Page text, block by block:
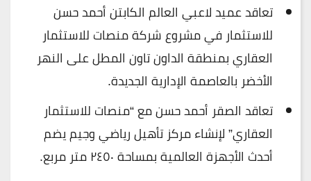
تعاقد عميد لاعبي العالم الكابتن أحمد حسن
للاستثمار في مشروع شركة منصات للاستثمار
العقاري بمنطقة الداون تاون المطل على النهر
الأخضر بالعاصمة الإدارية الجديدة.
تعاقد الصقر أحمد حسن مع “منصات للاستثمار
العقاري” لإنشاء مركز تأهيل رياضي وجيم يضم
أحدث الأجهزة العالمية بمساحة ٢٤٥٠ متر مربع.